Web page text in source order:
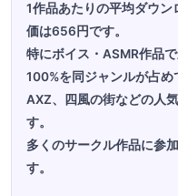
1作品あたりの平均ダウ
価は656円です。
特にボイス・ASMR作品
100%を同ジャンルが占め
AXZ、四風の街などの人
す。
多くのサークル作品に参
す。